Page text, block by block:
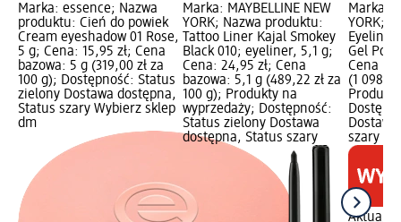
Marka: essence; Nazwa
produktu: Cień do powiek
Cream eyeshadow 01 Rose,
5 g; Cena: 15,95 zł; Cena
bazowa: 5 g (319,00 zł za
100 g); Dostępność: Status
zielony Dostawa dostępna,
Status szary Wybierz sklep
dm
Marka: MAYBELLINE NEW
YORK; Nazwa produktu:
Tattoo Liner Kajal Smokey
Black 010; eyeliner, 5,1 g;
Cena: 24,95 zł; Cena
bazowa: 5,1 g (489,22 zł za
100 g); Produkty na
wyprzedaży; Dostępność:
Status zielony Dostawa
dostępna, Status szary
Marka:
YORK;
Eyeliner
Gel Pot,
Cena
(1
szary
Aktualna